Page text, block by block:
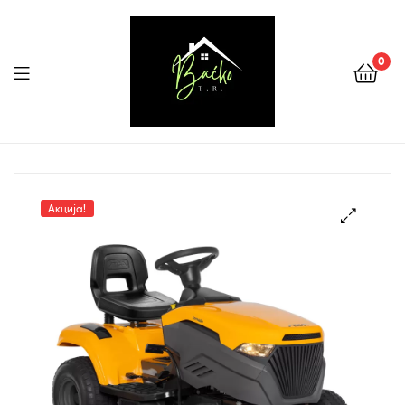
0
Menu
Акција!